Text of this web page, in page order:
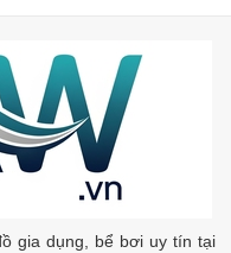
gia dụng, bể bơi uy tín tại